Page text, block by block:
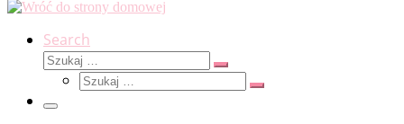
Search
Szukaj
Szukaj
Szukaj
Szukaj
Menu